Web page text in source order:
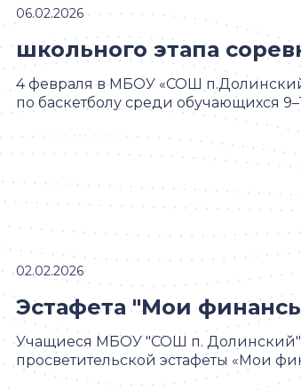
4 февраля в МБОУ «СОШ
по баскетболу среди обучающихся
школьного этапа
06.02.2026
Учащиеся МБОУ "СОШ п. Долинский"
просветительской эстафеты «Мои
Эстафета "Мои
02.02.2026